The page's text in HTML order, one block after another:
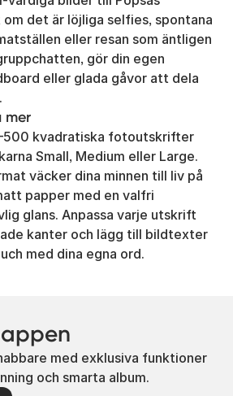
det är löjliga selfies, spontana
eller resan som äntligen
gör din egen
eller glada gåvor att dela
mer
kvadratiska fotoutskrifter
Small, Medium eller Large.
väcker dina minnen till liv på
papper med en valfri
glans. Anpassa varje utskrift
kanter och lägg till bildtexter
med dina egna ord.
med exklusiva funktioner
och smarta album.